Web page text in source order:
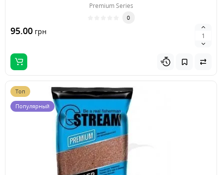
Premium Series
0
95.00 грн
Топ
Популярный